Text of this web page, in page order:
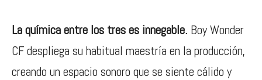
La química entre los tres es innegable. Boy Wonder
CF despliega su habitual maestría en la producción,
creando un espacio sonoro que se siente cálido y